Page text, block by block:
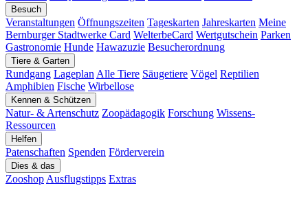
Besuch
Veranstaltungen Öffnungszeiten Tageskarten Jahreskarten Meine
Bernburger Stadtwerke Card WelterbeCard Wertgutschein Parken
Gastronomie Hunde Hawazuzie Besucherordnung
Tiere & Garten
Rundgang Lageplan Alle Tiere Säugetiere Vögel Reptilien
Amphibien Fische Wirbellose
Kennen & Schützen
Natur- & Artenschutz Zoopädagogik Forschung Wissens-
Ressourcen
Helfen
Patenschaften Spenden Förderverein
Dies & das
Zooshop Ausflugstipps Extras